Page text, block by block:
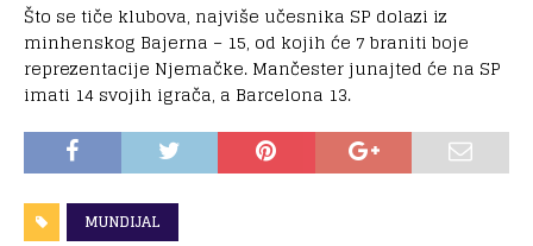
Što se tiče klubova, najviše učesnika SP dolazi iz
minhenskog Bajerna – 15, od kojih će 7 braniti boje
reprezentacije Njemačke. Mančester junajted će na SP
imati 14 svojih igrača, a Barcelona 13.
MUNDIJAL